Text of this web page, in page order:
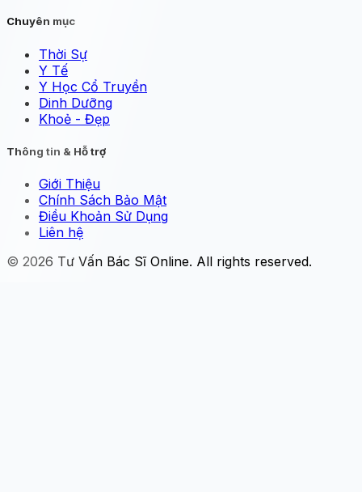
Chuyên mục
Thời Sự
Y Tế
Y Học Cổ Truyền
Dinh Dưỡng
Khoẻ - Đẹp
Thông tin & Hỗ trợ
Giới Thiệu
Chính Sách Bảo Mật
Điều Khoản Sử Dụng
Liên hệ
© 2026 Tư Vấn Bác Sĩ Online. All rights reserved.